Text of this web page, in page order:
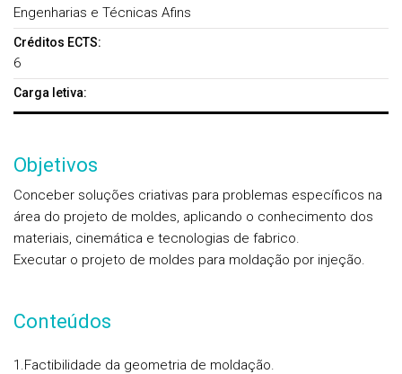
Engenharias e Técnicas Afins
Créditos ECTS:
6
Carga letiva:
Objetivos
Conceber soluções criativas para problemas específicos na
área do projeto de moldes, aplicando o conhecimento dos
materiais, cinemática e tecnologias de fabrico.
Executar o projeto de moldes para moldação por injeção.
Conteúdos
1.Factibilidade da geometria de moldação.